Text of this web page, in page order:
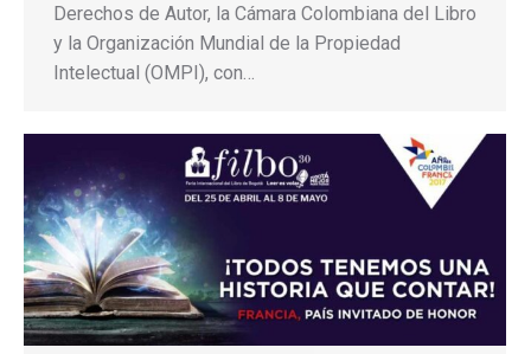
Derechos de Autor, la Cámara Colombiana del Libro
y la Organización Mundial de la Propiedad
Intelectual (OMPI), con…